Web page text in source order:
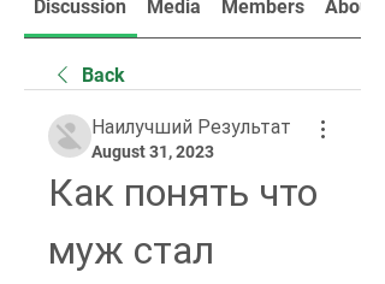
Discussion Media Members About
Back
Наилучший Результат
August 31, 2023
Как понять что
муж стал